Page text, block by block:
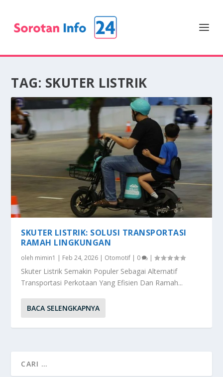
TAG: SKUTER LISTRIK
SKUTER LISTRIK: SOLUSI TRANSPORTASI
RAMAH LINGKUNGAN
oleh mimin1 | Feb 24, 2026 | Otomotif | 0 |
Skuter Listrik Semakin Populer Sebagai Alternatif
Transportasi Perkotaan Yang Efisien Dan Ramah...
BACA SELENGKAPNYA